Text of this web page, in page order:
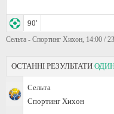
90'
Сельта - Спортинг Хихон, 14:00 /
ОСТАННІ РЕЗУЛЬТАТИ
Сельта
Спортинг Хихон